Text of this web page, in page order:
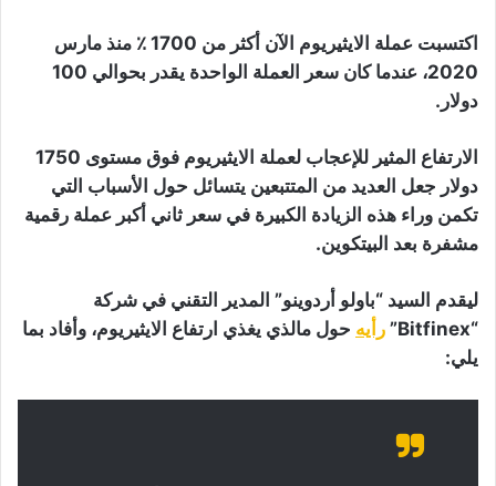
اكتسبت عملة الايثيريوم الآن أكثر من 1700 ٪ منذ مارس
2020، عندما كان سعر العملة الواحدة يقدر بحوالي 100
دولار.
الارتفاع المثير للإعجاب لعملة الايثيريوم فوق مستوى 1750
دولار جعل العديد من المتتبعين يتسائل حول الأسباب التي
تكمن وراء هذه الزيادة الكبيرة في سعر ثاني أكبر عملة رقمية
مشفرة بعد البيتكوين.
ليقدم السيد “باولو أردوينو” المدير التقني في شركة
“Bitfinex”
رأيه حول مالذي يغذي ارتفاع الايثيريوم، وأفاد بما
يلي: